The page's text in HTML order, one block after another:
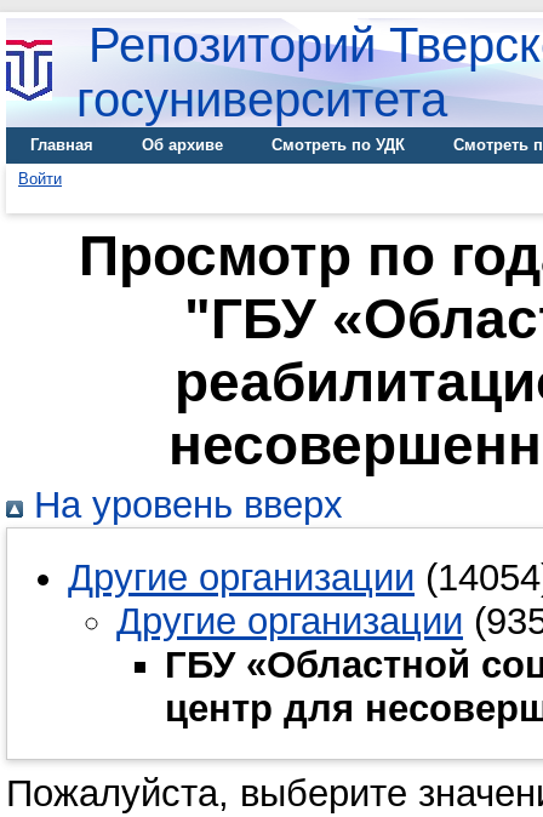
Репозиторий
госуниверситета
Главная Об архиве Смотреть по УДК
Смотреть
Войти
Просмотр по
"ГБУ
На уровень вверх
Другие организации
Другие организации
ГБУ «Областной
центр для
Пожалуйста, выберите